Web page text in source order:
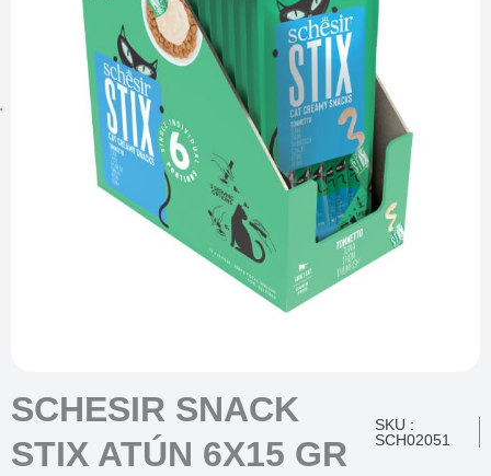
SCHESIR SNACK
STIX ATÚN 6X15 GR
SKU :
SCH02051